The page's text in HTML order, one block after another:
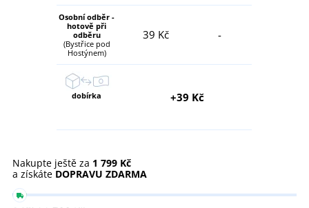
Osobní odběr -
hotově při
odběru
(Bystřice pod
Hostýnem)
39 Kč -
dobírka +39 Kč
Nakupte ještě za 1 799 Kč
a získáte DOPRAVU ZDARMA